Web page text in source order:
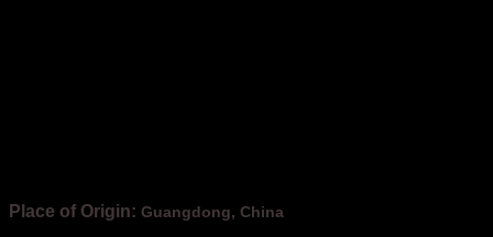
Place of Origin: Guangdong, China